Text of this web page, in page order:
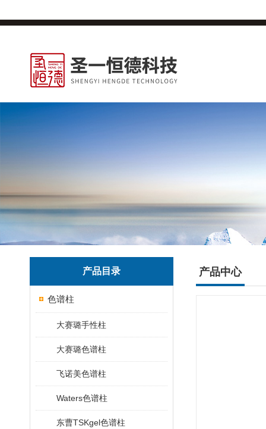
产品目录
色谱柱
大赛璐手性柱
大赛璐色谱柱
飞诺美色谱柱
Waters色谱柱
东曹TSKgel色谱柱
产品中心